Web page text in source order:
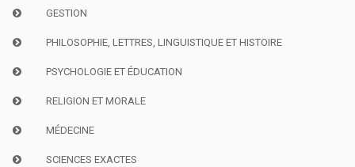
GESTION
PHILOSOPHIE, LETTRES, LINGUISTIQUE ET HISTOIRE
PSYCHOLOGIE ET ÉDUCATION
RELIGION ET MORALE
MÉDECINE
SCIENCES EXACTES